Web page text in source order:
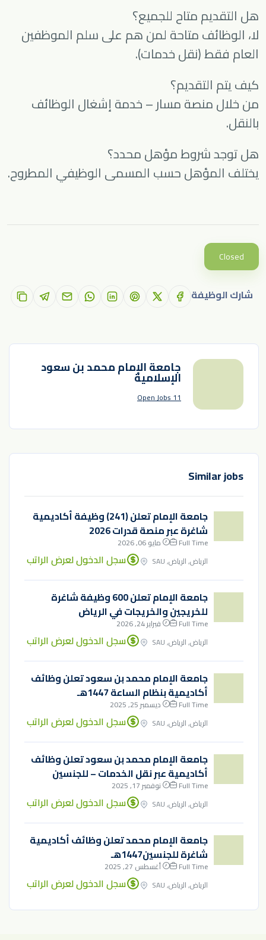
هل التقديم متاح للجميع؟
لا، الوظائف متاحة لمن هم على سلم الموظفين
العام فقط (نقل خدمات).
كيف يتم التقديم؟
من خلال منصة مسار – خدمة إشغال الوظائف
بالنقل.
هل توجد شروط مؤهل محدد؟
يختلف المؤهل حسب المسمى الوظيفي المطروح.
Closed
شارك الوظيفة
جامعة الإمام محمد بن سعود
الإسلامية
11 Open Jobs
Similar jobs
جامعة الإمام تعلن (241) وظيفة أكاديمية
شاغرة عبر منصة قدرات 2026
Full Time
مايو 06, 2026
الرياض, الرياض, SAU
سجل الدخول لعرض الراتب
جامعة الإمام تعلن 600 وظيفة شاغرة
للخريجين والخريجات في الرياض
Full Time
فبراير 24, 2026
الرياض, الرياض, SAU
سجل الدخول لعرض الراتب
جامعة الإمام محمد بن سعود تعلن وظائف
أكاديمية بنظام الساعة 1447هـ
Full Time
ديسمبر 25, 2025
الرياض, الرياض, SAU
سجل الدخول لعرض الراتب
جامعة الإمام محمد بن سعود تعلن وظائف
أكاديمية عبر نقل الخدمات – للجنسين
Full Time
نوفمبر 17, 2025
الرياض, الرياض, SAU
سجل الدخول لعرض الراتب
جامعة الإمام محمد تعلن وظائف أكاديمية
شاغرة للجنسين1447هـ
Full Time
أغسطس 27, 2025
الرياض, الرياض, SAU
سجل الدخول لعرض الراتب